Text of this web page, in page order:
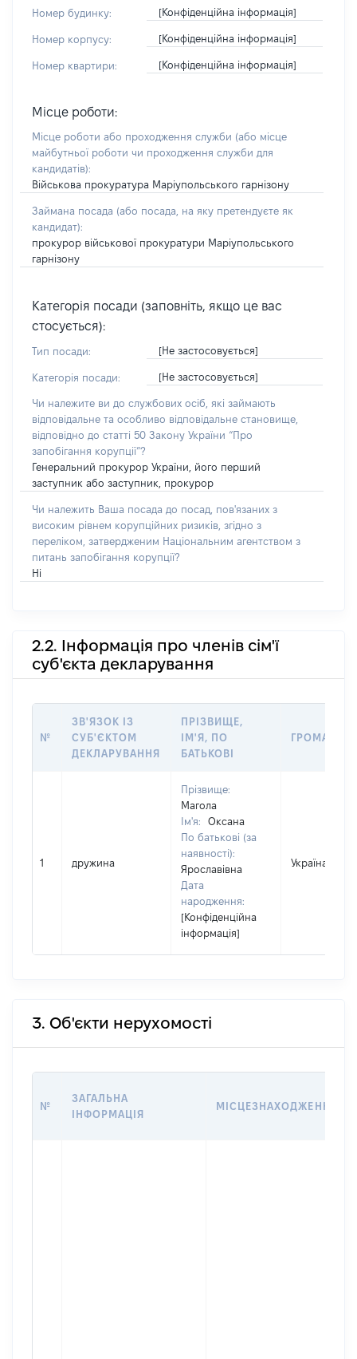
Номер будинку: [Конфіденційна інформація]
Номер корпусу: [Конфіденційна інформація]
Номер квартири: [Конфіденційна інформація]
Місце роботи:
Місце роботи або проходження служби (або місце
майбутньої роботи чи проходження служби для
кандидатів):
Військова прокуратура Маріупольського гарнізону
Займана посада (або посада, на яку претендуєте як
кандидат):
прокурор військової прокуратури Маріупольського
гарнізону
Категорія посади (заповніть, якщо це вас
стосується):
Тип посади: [Не застосовується]
Категорія посади: [Не застосовується]
Чи належите ви до службових осіб, які займають
відповідальне та особливо відповідальне становище,
відповідно до статті 50 Закону України “Про
запобігання корупції”?
Генеральний прокурор України, його перший
заступник або заступник, прокурор
Чи належить Ваша посада до посад, пов'язаних з
високим рівнем корупційних ризиків, згідно з
переліком, затвердженим Національним агентством з
питань запобігання корупції?
Ні
2.2. Інформація про членів сім'ї
суб'єкта декларування
№
ЗВ'ЯЗОК ІЗ
СУБ'ЄКТОМ
ДЕКЛАРУВАННЯ
ПРІЗВИЩЕ,
ІМ'Я, ПО
БАТЬКОВІ
1 дружина
Прізвище:
Магола
Ім'я:
Оксана
По батькові (за
наявності):
Ярославівна
Дата
народження:
[Конфіденційна
інформація]
Україна
3. Об'єкти нерухомості
№
ЗАГАЛЬНА
ІНФОРМАЦІЯ
МІСЦЕЗНАХОДЖЕННЯ